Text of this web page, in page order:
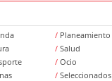
/ Planeamiento
/ Salud
/ Ocio
/ Seleccionados